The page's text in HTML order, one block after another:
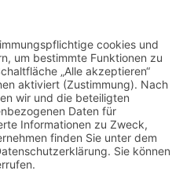
AGB
Impressum